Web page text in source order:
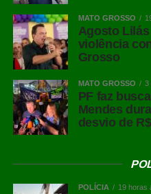
MATO GROSSO
Agosto
violência
Grosso
MATO GROSSO 3
PF faz
Mendes
desvio de
POLÍCIA 19 horas